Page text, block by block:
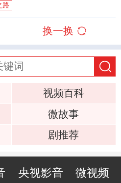
路
换一换
视频百科
微故事
剧推荐
央视影音 微视频